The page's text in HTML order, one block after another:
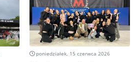
poniedziałek, 15 czerwca 2026